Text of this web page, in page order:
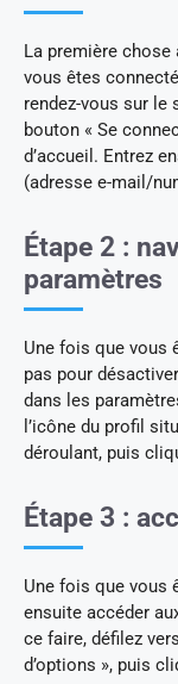
La première
vous êtes
rendez-vous sur le
bouton « Se
d’accueil. Entrez
(adresse e-mail/
Étape 2 :
paramètres
Une fois que vous
pas pour
dans les
l’icône du profil
déroulant, puis
Étape 3 :
Une fois que vous
ensuite accéder
ce faire, défilez
d’options », puis